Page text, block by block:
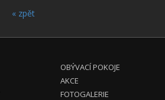
« zpět
OBÝVACÍ POKOJE
AKCE
FOTOGALERIE